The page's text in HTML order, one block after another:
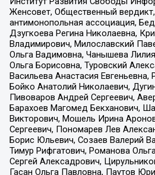
Женсовет, Общественный
антимонопольная ассоциация,
Дзугкоева Регина Николаевна,
Владимирович, Милославский
Ольга Вадимовна, Чанышева
Ольга Борисовна, Туровский
Васильева Анастасия Евгеньевна,
Бойко Анатолий Николаевич,
Пивоваров Андрей Сергеевич,
Барахоев Магомед Бекханович,
Викторович, Мошель Ирина
Сергеевич, Пономарев Лев
Борис Юльевич, Созаев Валерий
Тимур Рифгатович, Романова
Сергей Алексадрович,
Гасан Ольга Павловна, Паутов